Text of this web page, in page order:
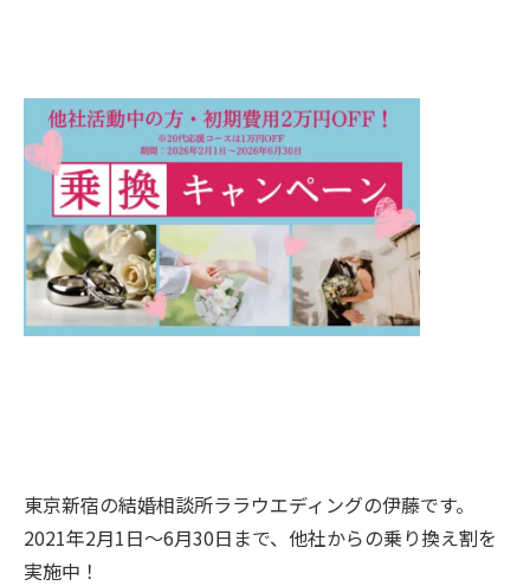
東京新宿の結婚相談所ララウエディングの伊藤です。
2021年2月1日～6月30日まで、他社からの乗り換え割を
実施中！